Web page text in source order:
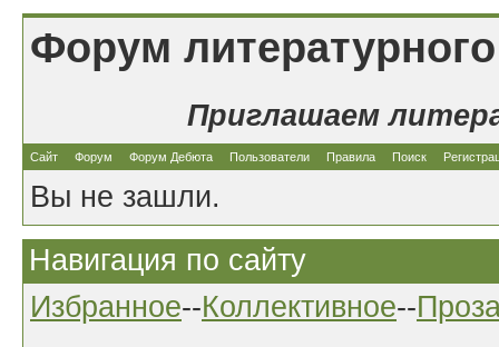
Форум
Приглашаем
Сайт Форум Форум Дебюта Пользователи Правила Поиск
Вы не зашли.
Навигация по сайту
Избранное--Коллективное--